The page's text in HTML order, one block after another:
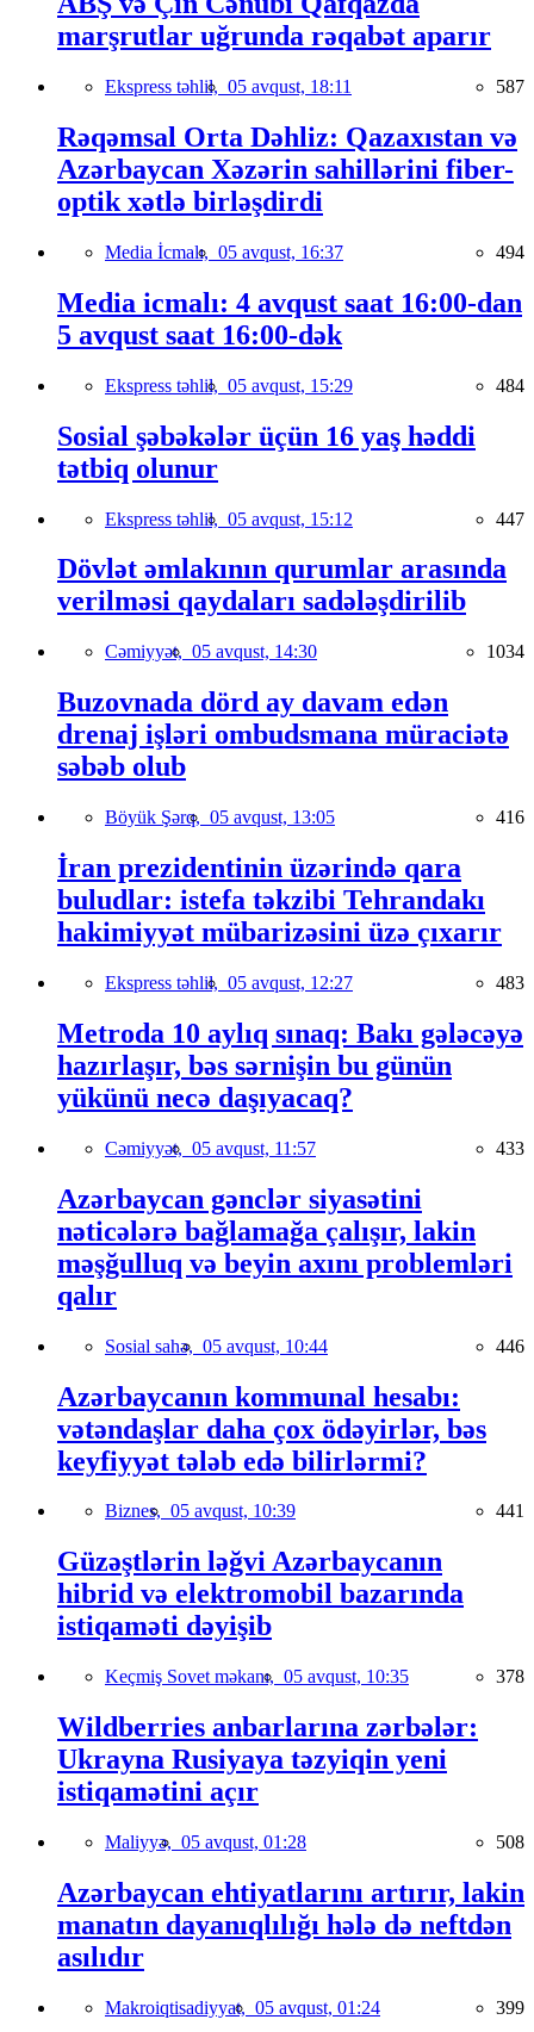
marşrutlar uğrunda rəqabət aparır
Ekspress təhlil, 05 avqust, 18:11 587
Rəqəmsal Orta Dəhliz: Qazaxıstan və
Azərbaycan Xəzərin sahillərini fiber-
optik xətlə birləşdirdi
Media İcmalı, 05 avqust, 16:37 494
Media icmalı: 4 avqust saat 16:00-dan
5 avqust saat 16:00-dək
Ekspress təhlil, 05 avqust, 15:29 484
Sosial şəbəkələr üçün 16 yaş həddi
tətbiq olunur
Ekspress təhlil, 05 avqust, 15:12 447
Dövlət əmlakının qurumlar arasında
verilməsi qaydaları sadələşdirilib
Cəmiyyət, 05 avqust, 14:30 1034
Buzovnada dörd ay davam edən
drenaj işləri ombudsmana müraciətə
səbəb olub
Böyük Şərq, 05 avqust, 13:05 416
İran prezidentinin üzərində qara
buludlar: istefa təkzibi Tehrandakı
hakimiyyət mübarizəsini üzə çıxarır
Ekspress təhlil, 05 avqust, 12:27 483
Metroda 10 aylıq sınaq: Bakı gələcəyə
hazırlaşır, bəs sərnişin bu günün
yükünü necə daşıyacaq?
Cəmiyyət, 05 avqust, 11:57 433
Azərbaycan gənclər siyasətini
nəticələrə bağlamağa çalışır, lakin
məşğulluq və beyin axını problemləri
qalır
Sosial sahə, 05 avqust, 10:44 446
Azərbaycanın kommunal hesabı:
vətəndaşlar daha çox ödəyirlər, bəs
keyfiyyət tələb edə bilirlərmi?
Biznes, 05 avqust, 10:39 441
Güzəştlərin ləğvi Azərbaycanın
hibrid və elektromobil bazarında
istiqaməti dəyişib
Keçmiş Sovet məkanı, 05 avqust, 10:35 378
Wildberries anbarlarına zərbələr:
Ukrayna Rusiyaya təzyiqin yeni
istiqamətini açır
Maliyyə, 05 avqust, 01:28 508
Azərbaycan ehtiyatlarını artırır, lakin
manatın dayanıqlılığı hələ də neftdən
asılıdır
Makroiqtisadiyyat, 05 avqust, 01:24 399